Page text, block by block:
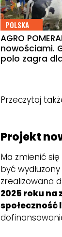
POLSKA
AGRO
nowościami.
polo zagra
Przeczytaj
Projekt
Ma zmienić
być
zrealizowana
2025 roku
społeczność